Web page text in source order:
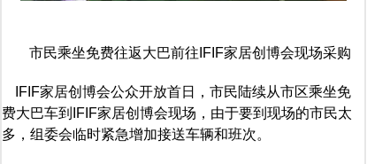
市民乘坐免费往返大巴前往IFIF家居创博会现场采购
IFIF家居创博会公众开放首日，市民陆续从市区乘坐免
费大巴车到IFIF家居创博会现场，由于要到现场的市民太
多，组委会临时紧急增加接送车辆和班次。